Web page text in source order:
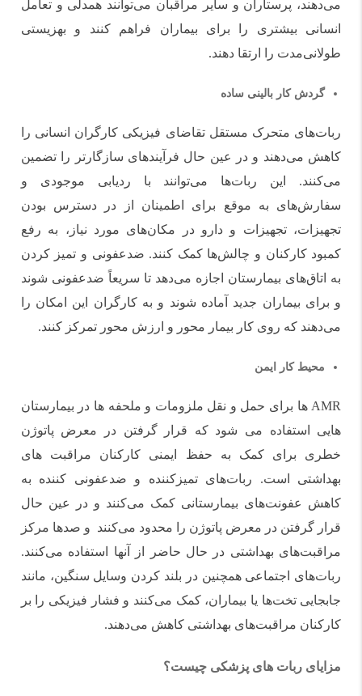
می‌دهند، پرستاران و سایر مراقبان می‌توانند همدلی و تعامل
انسانی بیشتری را برای بیماران فراهم کنند و بهزیستی
طولانی‌مدت را ارتقا دهند.
گردش کار بالینی ساده
ربات‌های متحرک مستقل تقاضای فیزیکی کارگران انسانی را
کاهش می‌دهند و در عین حال فرآیندهای سازگارتر را تضمین
می‌کنند. این ربات‌ها می‌توانند با ردیابی موجودی و
سفارش‌های به موقع برای اطمینان از در دسترس بودن
تجهیزات، تجهیزات و دارو در مکان‌های مورد نیاز، به رفع
کمبود کارکنان و چالش‌ها کمک کنند. ضدعفونی و تمیز کردن
به اتاق‌های بیمارستان اجازه می‌دهد تا سریعاً ضدعفونی شوند
و برای بیماران جدید آماده شوند و به کارگران این امکان را
می‌دهند که روی کار بیمار محور و ارزش محور تمرکز کنند.
محیط کار ایمن
AMR ها برای حمل و نقل ملزومات و ملحفه ها در بیمارستان
هایی استفاده می شود که قرار گرفتن در معرض پاتوژن
خطری برای کمک به حفظ ایمنی کارکنان مراقبت های
بهداشتی است. ربات‌های تمیزکننده و ضدعفونی کننده به
کاهش عفونت‌های بیمارستانی کمک می‌کنند و در عین حال
قرار گرفتن در معرض پاتوژن را محدود می‌کنند و صدها مرکز
مراقبت‌های بهداشتی در حال حاضر از آنها استفاده می‌کنند.
ربات‌های اجتماعی همچنین در بلند کردن وسایل سنگین، مانند
جابجایی تخت‌ها یا بیماران، کمک می‌کنند و فشار فیزیکی را بر
کارکنان مراقبت‌های بهداشتی کاهش می‌دهند.
مزایای ربات های پزشکی چیست؟